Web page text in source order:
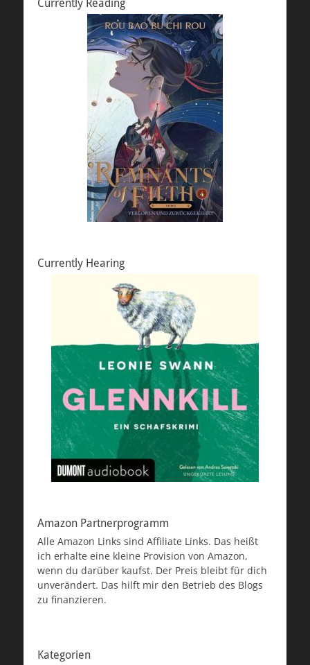
Currently Reading
Currently Hearing
Amazon Partnerprogramm
Alle Amazon Links sind Affiliate Links. Das heißt
ich erhalte eine kleine Provision von Amazon,
wenn du darüber kaufst. Der Preis bleibt für dich
unverändert. Das hilft mir den Betrieb des Blogs
zu finanzieren.
Kategorien